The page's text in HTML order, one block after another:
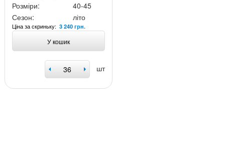
Розміри:
40-45
Сезон:
літо
Ціна за скриньку: 3 240 грн.
У кошик
шт